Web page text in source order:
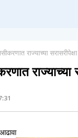
राज्याच्या
राज्याच्या